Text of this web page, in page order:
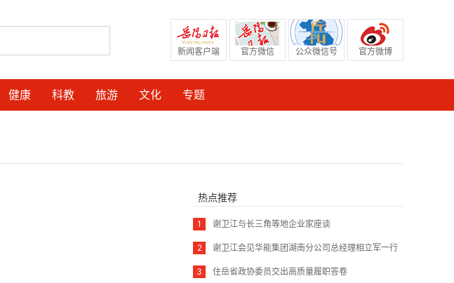
新闻客户端 官方微信 公众微信号 官方微博
健康 科教 旅游 文化 专题
热点推荐
1 谢卫江与长三角等地企业家座谈
2 谢卫江会见华能集团湖南分公司总经理相立军一行
3 住岳省政协委员交出高质量履职答卷